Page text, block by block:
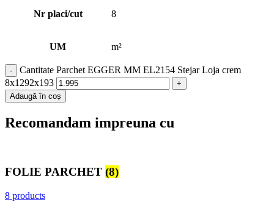
Nr placi/cut 8
UM m²
Cantitate Parchet EGGER MM EL2154 Stejar Loja crem
8x1292x193
Adaugă în coș
Recomandam impreuna cu
FOLIE PARCHET (8)
8 products